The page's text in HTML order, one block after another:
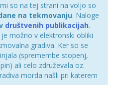
so na tej strani na voljo so
na tekmovanju. Naloge
društvenih publikacijah.
je možno v elektronski obliki
gradiva. Ker so se
(spremembe stopenj,
ali celo združevala oz.
morda našli pri katerem